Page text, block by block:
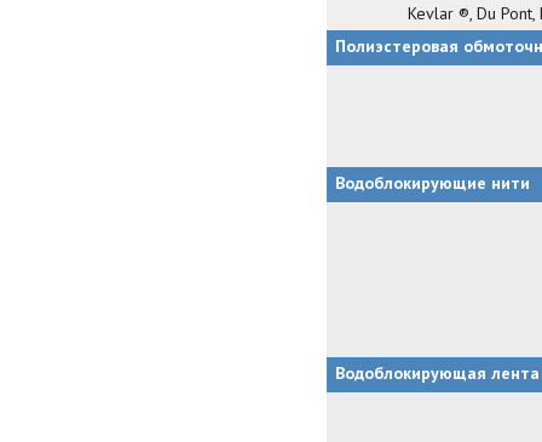
Kevlar ®, Du
Полиэстеровая
Водоблокирующие нити
Водоблокирующая лента